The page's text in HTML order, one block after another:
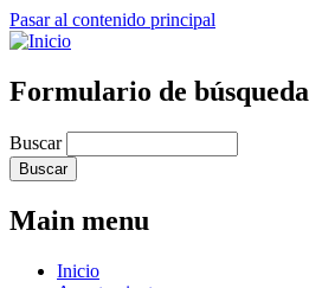
Pasar al contenido principal
Formulario de búsqueda
Buscar
Main menu
Inicio